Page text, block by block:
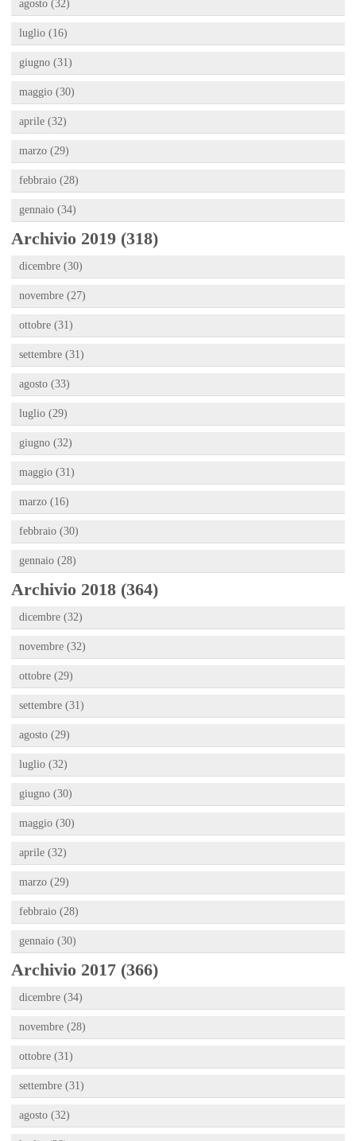
agosto (32)
luglio (16)
giugno (31)
maggio (30)
aprile (32)
marzo (29)
febbraio (28)
gennaio (34)
Archivio 2019 (318)
dicembre (30)
novembre (27)
ottobre (31)
settembre (31)
agosto (33)
luglio (29)
giugno (32)
maggio (31)
marzo (16)
febbraio (30)
gennaio (28)
Archivio 2018 (364)
dicembre (32)
novembre (32)
ottobre (29)
settembre (31)
agosto (29)
luglio (32)
giugno (30)
maggio (30)
aprile (32)
marzo (29)
febbraio (28)
gennaio (30)
Archivio 2017 (366)
dicembre (34)
novembre (28)
ottobre (31)
settembre (31)
agosto (32)